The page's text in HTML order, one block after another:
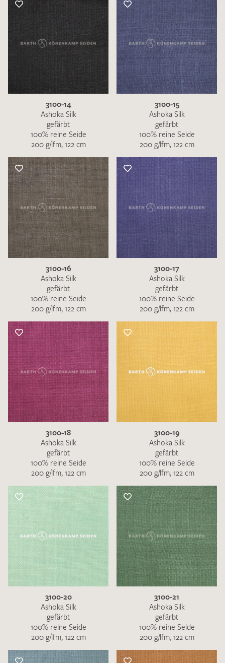
3100-14
Ashoka Silk
gefärbt
100% reine Seide
200 g/lfm, 122 cm
3100-15
Ashoka Silk
gefärbt
100% reine Seide
200 g/lfm, 122 cm
3100-16
Ashoka Silk
gefärbt
100% reine Seide
200 g/lfm, 122 cm
3100-17
Ashoka Silk
gefärbt
100% reine Seide
200 g/lfm, 122 cm
3100-18
Ashoka Silk
gefärbt
100% reine Seide
200 g/lfm, 122 cm
3100-19
Ashoka Silk
gefärbt
100% reine Seide
200 g/lfm, 122 cm
3100-20
Ashoka Silk
gefärbt
100% reine Seide
200 g/lfm, 122 cm
3100-21
Ashoka Silk
gefärbt
100% reine Seide
200 g/lfm, 122 cm